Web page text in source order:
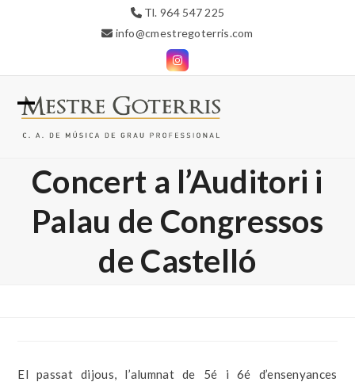
Tl. 964 547 225
info@cmestregoterris.com
Instagram
Open
menu
Close
menu
Concert a l’Auditori i
Palau de Congressos
de Castelló
El passat dijous, l’alumnat de 5é i 6é d’ensenyances